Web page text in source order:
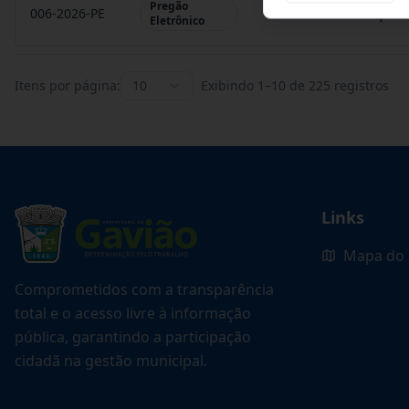
006-2026-PE
Pregão
Eletrônico
REGISTRO DE PREÇO
Itens por página: 10 Exibindo 1 –10 de 225 registros
Comprometidos com a transparência
total e o acesso livre à informação
pública, garantindo a participação
cidadã na gestão municipal.
Links
Mapa do